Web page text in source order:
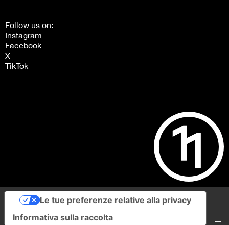
Follow us on:
Instagram
Facebook
X
TikTok
Informativa sulla raccolta
Le tue preferenze relative alla privacy